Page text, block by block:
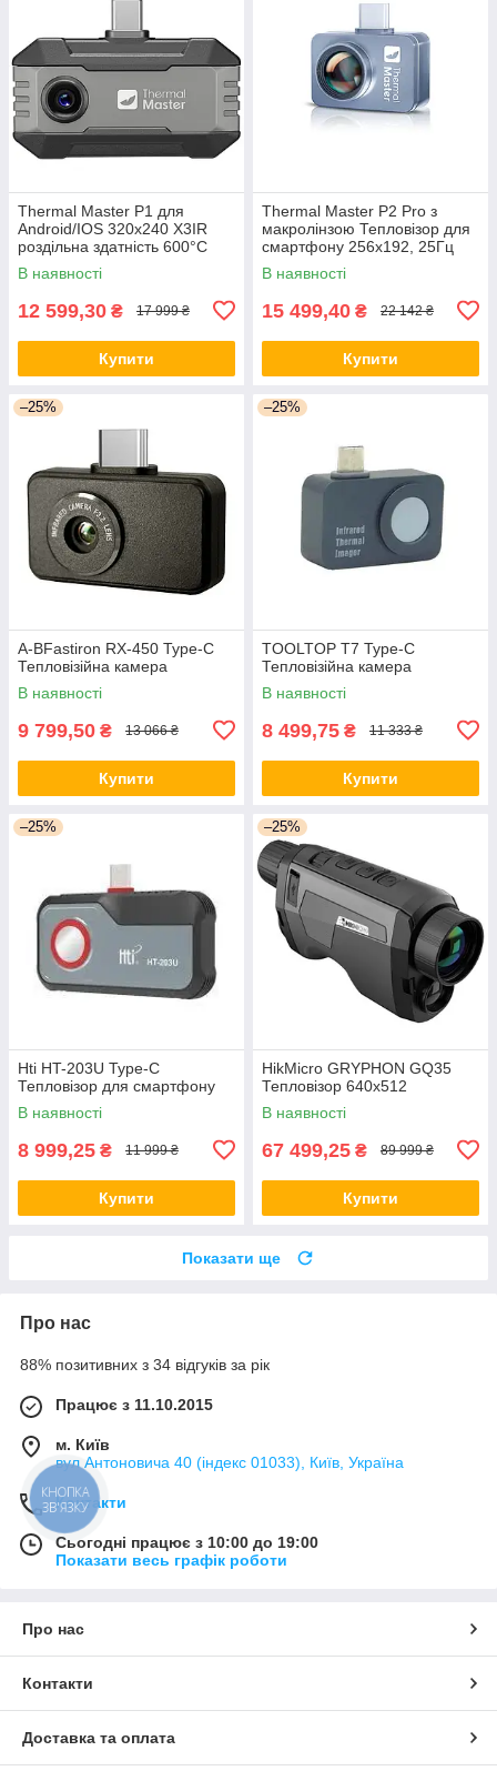
Thermal Master P1 для
Android/IOS 320x240 X3IR
роздільна здатність 600°C
Тепловізор для смартфону
В наявності
12 599,30 ₴ 17 999 ₴
Купити
Thermal Master P2 Pro з
макролінзою Тепловізор для
смартфону 256х192, 25Гц
В наявності
15 499,40 ₴ 22 142 ₴
Купити
–25%
A-BFastiron RX-450 Type-C
Тепловізійна камера
В наявності
9 799,50 ₴ 13 066 ₴
Купити
–25%
TOOLTOP T7 Type-C
Тепловізійна камера
В наявності
8 499,75 ₴ 11 333 ₴
Купити
–25%
Hti HT-203U Type-C
Тепловізор для смартфону
В наявності
8 999,25 ₴ 11 999 ₴
Купити
–25%
HikMicro GRYPHON GQ35
Тепловізор 640x512
В наявності
67 499,25 ₴ 89 999 ₴
Купити
Показати ще
Про нас
88% позитивних з 34 відгуків за рік
Працює з 11.10.2015
м. Київ
вул Антоновича 40 (індекс 01033), Київ, Україна
Контакти
Сьогодні працює з 10:00 до 19:00
Показати весь графік роботи
Про нас
Контакти
Доставка та оплата
КНОПКА
ЗВ'ЯЗКУ